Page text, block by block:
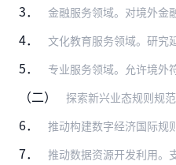
3． 金融服务领域。对境外金融机构、境外金融机构的投资者、跨境金融服务提供者提
4． 文化教育服务领域。研究延续支持文化体制改革和文化企业发展的税收政策。落
5． 专业服务领域。允许境外符合条件的个人从事证券投资咨询、期货交易咨询业务
（二） 探索新兴业态规则规范
6． 推动构建数字经济国际规则。支持北京建设国际信息产业和数字贸易港，加强数字
7． 推动数据资源开发利用。支持北京积极创建数据基础制度先行区，推动建立健全